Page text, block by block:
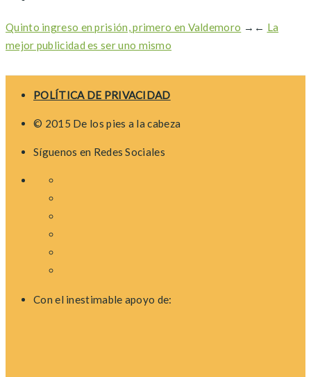
Quinto ingreso en prisión, primero en Valdemoro → ← La
mejor publicidad es ser uno mismo
POLÍTICA DE PRIVACIDAD
© 2015 De los pies a la cabeza
Síguenos en Redes Sociales
Con el inestimable apoyo de: